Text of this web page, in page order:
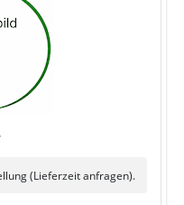
(Lieferzeit anfragen).